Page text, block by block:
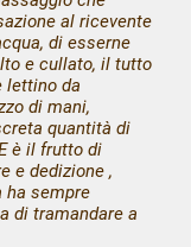
al ricevente
di esserne
e cullato, il tutto
lettino da
di mani,
quantità di
è il frutto di
e dedizione ,
ha sempre
di tramandare a